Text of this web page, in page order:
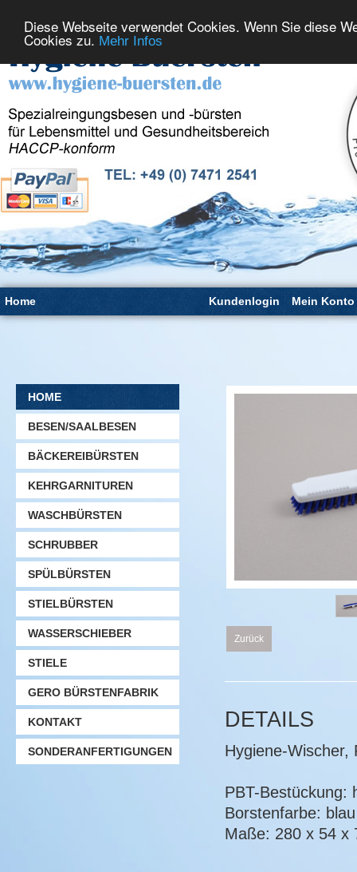
Diese Webseite verwendet Cookies. Wenn Sie diese
Cookies zu. Mehr Infos
Home Kundenlogin Mein Konto
HOME
BESEN/SAALBESEN
BÄCKEREIBÜRSTEN
KEHRGARNITUREN
WASCHBÜRSTEN
SCHRUBBER
SPÜLBÜRSTEN
STIELBÜRSTEN
WASSERSCHIEBER
STIELE
GERO BÜRSTENFABRIK
KONTAKT
SONDERANFERTIGUNGEN
Zurück
DETAILS
Hygiene-Wischer,
PBT-Bestückung:
Borstenfarbe: blau
Maße: 280 x 54 x